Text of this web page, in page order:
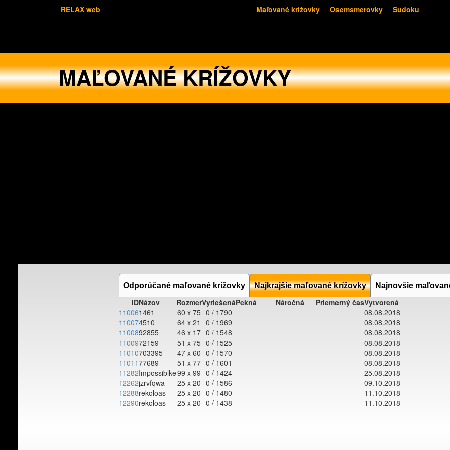
RELAX web Maľované krížovky Osemsmerovky Sudoku
MAĽOVANÉ KRÍŽOVKY
Odporúčané maľované krížovky Najkrajšie maľované krížovky Najnovšie
IDNázov RozmerVyriešenáPekná Náročná Priemerný časVytvorená
110061461 60 x 75 0 / 1790
08.08.2018
110074510 64 x 21 0 / 1969
08.08.2018
1100892855 46 x 17 0 / 1548
08.08.2018
1100972159 51 x 75 0 / 1525
08.08.2018
11010703395 47 x 60 0 / 1570
08.08.2018
1101177689 51 x 77 0 / 1601
08.08.2018
11282Impossiblke99 x 99 0 / 1424
25.08.2018
12262jzrvfqwa 25 x 20 0 / 1586
09.10.2018
12288rekoloas 25 x 20 0 / 1480
11.10.2018
12290rekoloas 25 x 20 0 / 1438 11.10.2018